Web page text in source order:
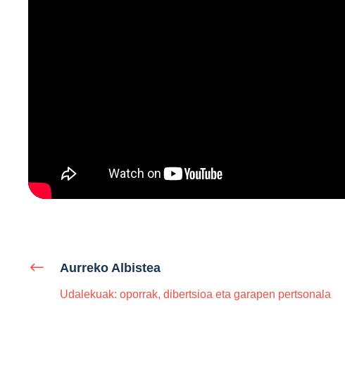
Aurreko Albistea
Udalekuak: oporrak, dibertsioa eta garapen pertsonala